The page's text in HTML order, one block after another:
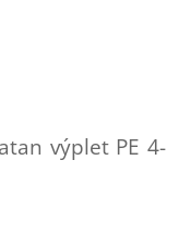
výplet PE 4-